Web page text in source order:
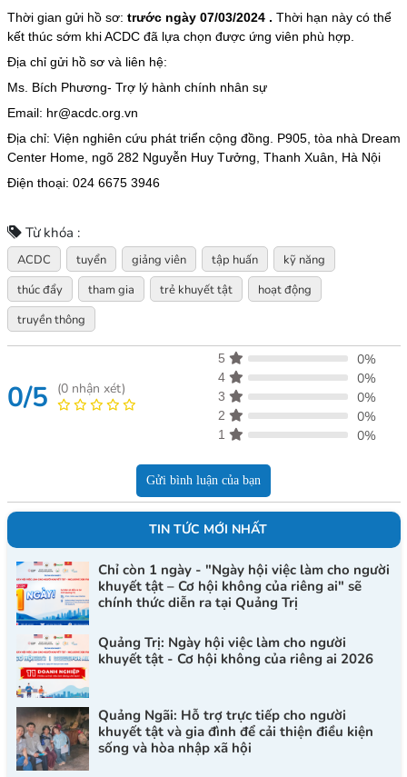
Thời gian gửi hồ sơ: trước ngày 07/03/2024 . Thời hạn này có thể
kết thúc sớm khi ACDC đã lựa chọn được ứng viên phù hợp.
Địa chỉ gửi hồ sơ và liên hệ:
Ms. Bích Phương- Trợ lý hành chính nhân sự
Email: hr@acdc.org.vn
Địa chỉ: Viện nghiên cứu phát triển cộng đồng. P905, tòa nhà Dream
Center Home, ngõ 282 Nguyễn Huy Tưởng, Thanh Xuân, Hà Nội
Điện thoại: 024 6675 3946
Từ khóa :
ACDC tuyển giảng viên tập huấn
kỹ năng
thúc đẩy
tham gia trẻ khuyết tật
hoạt động
truyền thông
0/5 (0nhận xét)
5 0%
4 0%
3 0%
2 0%
1 0%
Gửi bình luận của bạn
TIN TỨC MỚI NHẤT
Chỉ còn 1 ngày - "Ngày hội việc làm cho người
khuyết tật – Cơ hội không của riêng ai" sẽ
chính thức diễn ra tại Quảng Trị
Quảng Trị: Ngày hội việc làm cho người
khuyết tật - Cơ hội không của riêng ai 2026
Quảng Ngãi: Hỗ trợ trực tiếp cho người
khuyết tật và gia đình để cải thiện điều kiện
sống và hòa nhập xã hội